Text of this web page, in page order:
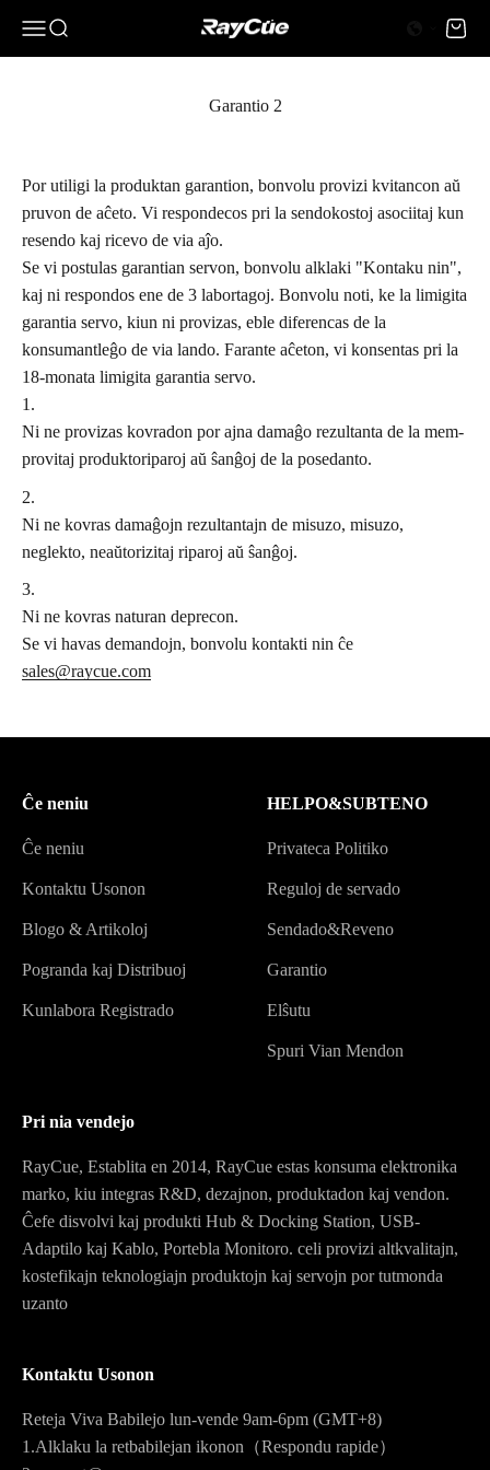
Menuo
Serĉi RayCue Ĉaro
0 eroj
0
Garantio 2
Por utiligi la produktan garantion, bonvolu provizi kvitancon aŭ
pruvon de aĉeto. Vi respondecos pri la sendokostoj asociitaj kun
resendo kaj ricevo de via aĵo.
Se vi postulas garantian servon, bonvolu alklaki "Kontaku nin",
kaj ni respondos ene de 3 labortagoj. Bonvolu noti, ke la limigita
garantia servo, kiun ni provizas, eble diferencas de la
konsumantleĝo de via lando. Farante aĉeton, vi konsentas pri la
18-monata limigita garantia servo.
Ni ne provizas kovradon por ajna damaĝo rezultanta de la mem-
provitaj produktoriparoj aŭ ŝanĝoj de la posedanto.
Ni ne kovras damaĝojn rezultantajn de misuzo, misuzo,
neglekto, neaŭtorizitaj riparoj aŭ ŝanĝoj.
Ni ne kovras naturan deprecon.
Se vi havas demandojn, bonvolu kontakti nin ĉe
sales@raycue.com
Ĉe neniu
Ĉe neniu
Kontaktu Usonon
Blogo & Artikoloj
Pogranda kaj Distribuoj
Kunlabora Registrado
HELPO&SUBTENO
Privateca Politiko
Reguloj de servado
Sendado&Reveno
Garantio
Elŝutu
Spuri Vian Mendon
Pri nia vendejo
RayCue, Establita en 2014, RayCue estas konsuma elektronika
marko, kiu integras R&D, dezajnon, produktadon kaj vendon.
Ĉefe disvolvi kaj produkti Hub & Docking Station, USB-
Adaptilo kaj Kablo, Portebla Monitoro. celi provizi altkvalitajn,
kostefikajn teknologiajn produktojn kaj servojn por tutmonda
uzanto
Kontaktu Usonon
Reteja Viva Babilejo lun-vende 9am-6pm (GMT+8)
1.Alklaku la retbabilejan ikonon（Respondu rapide）